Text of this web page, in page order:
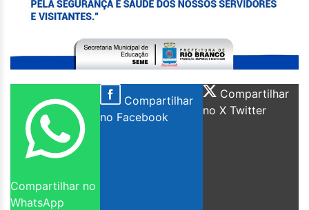
Compartilhar no
WhatsApp
Compartilhar
no Facebook
Compartilhar
no X Twitter